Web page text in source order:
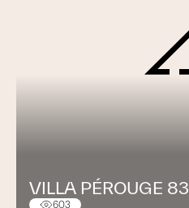
VILLA PÉROUGE 83
603